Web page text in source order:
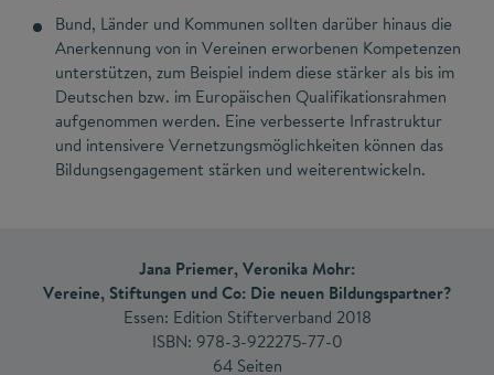
Bund, Länder und Kommunen sollten darüber hinaus die
Anerkennung von in Vereinen erworbenen Kompetenzen
unterstützen, zum Beispiel indem diese stärker als bis im
Deutschen bzw. im Europäischen Qualifikationsrahmen
aufgenommen werden. Eine verbesserte Infrastruktur
und intensivere Vernetzungsmöglichkeiten können das
Bildungsengagement stärken und weiterentwickeln.
Jana Priemer, Veronika Mohr:
Vereine, Stiftungen und Co: Die neuen Bildungspartner?
Essen: Edition Stifterverband 2018
ISBN: 978-3-922275-77-0
64 Seiten